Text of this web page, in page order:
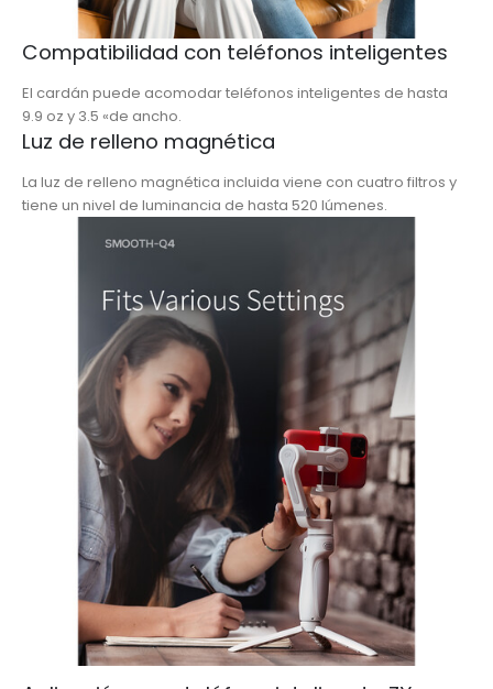
Compatibilidad con teléfonos inteligentes
El cardán puede acomodar teléfonos inteligentes de hasta
9.9 oz y 3.5 «de ancho.
Luz de relleno magnética
La luz de relleno magnética incluida viene con cuatro filtros y
tiene un nivel de luminancia de hasta 520 lúmenes.